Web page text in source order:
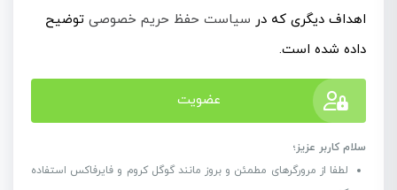
اهداف دیگری که در سیاست حفظ حریم خصوصی توضیح
داده شده است.
عضویت
سلام کاربر عزیز؛
لطفا از مرورگرهای مطمئن و بروز مانند گوگل کروم و فایرفاکس استفاده